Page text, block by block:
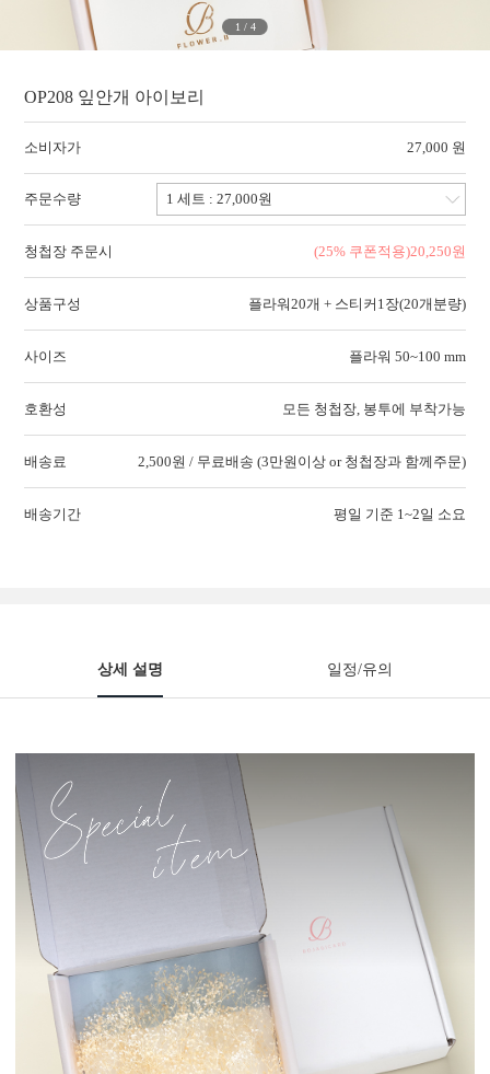
1 / 4
OP208 잎안개 아이보리
소비자가 27,000 원
주문수량
청첩장 주문시 (25% 쿠폰적용)20,250원
상품구성 플라워20개 + 스티커1장(20개분량)
사이즈 플라워 50~100 mm
호환성 모든 청첩장, 봉투에 부착가능
배송료 2,500원 / 무료배송 (3만원이상 or 청첩장과 함께주문)
배송기간 평일 기준 1~2일 소요
상세 설명 일정/유의